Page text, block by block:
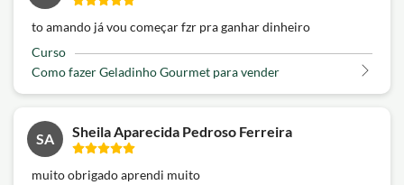
to amando já vou começar fzr pra ganhar dinheiro
Curso
Como fazer Geladinho Gourmet para vender
SA Sheila Aparecida Pedroso Ferreira
muito obrigado aprendi muito